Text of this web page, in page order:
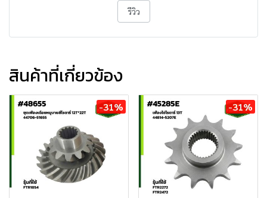
รีวิว
สินค้าที่เกี่ยวข้อง
-31% -31%